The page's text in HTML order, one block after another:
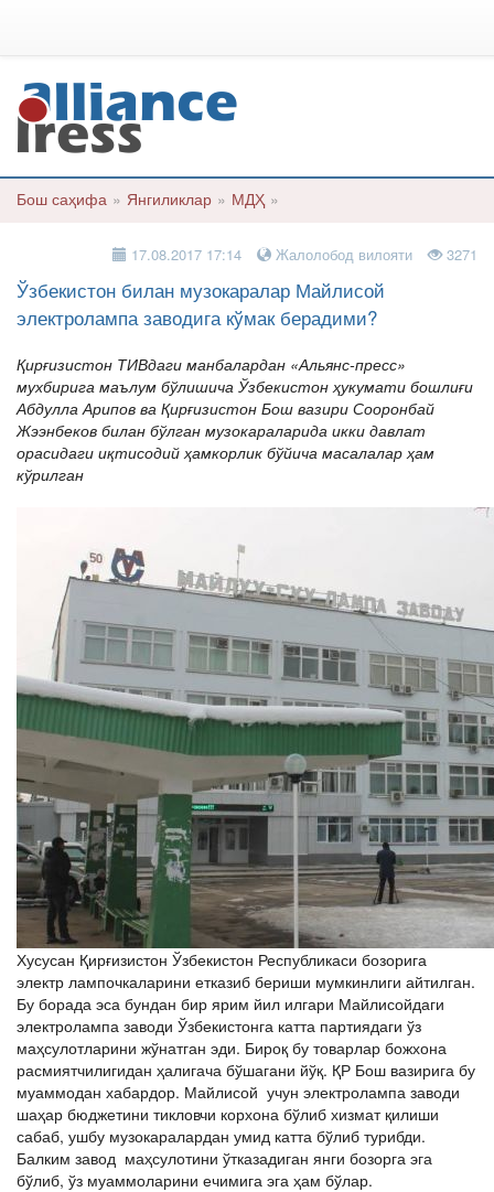
Бош саҳифа » Янгиликлар » МДҲ »
17.08.2017 17:14 Жалолобод вилояти 3271
Ўзбекистон билан музокаралар Майлисой
электролампа заводига кўмак берадими?
Қирғизистон ТИВдаги манбалардан «Альянс-пресс»
мухбирига маълум бўлишича Ўзбекистон ҳукумати бошлиғи
Абдулла Арипов ва Қирғизистон Бош вазири Сооронбай
Жээнбеков билан бўлган музокараларида икки давлат
орасидаги иқтисодий ҳамкорлик бўйича масалалар ҳам
кўрилган
Хусусан Қирғизистон Ўзбекистон Республикаси бозорига
электр лампочкаларини етказиб бериши мумкинлиги айтилган.
Бу борада эса бундан бир ярим йил илгари Майлисойдаги
электролампа заводи Ўзбекистонга катта партиядаги ўз
маҳсулотларини жўнатган эди. Бироқ бу товарлар божхона
расмиятчилигидан ҳалигача бўшагани йўқ. ҚР Бош вазирига бу
муаммодан хабардор. Майлисой учун электролампа заводи
шаҳар бюджетини тикловчи корхона бўлиб хизмат қилиши
сабаб, ушбу музокаралардан умид катта бўлиб турибди.
Балким завод маҳсулотини ўтказадиган янги бозорга эга
бўлиб, ўз муаммоларини ечимига эга ҳам бўлар.